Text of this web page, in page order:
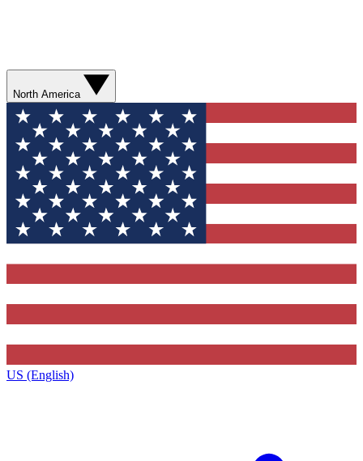
North America
US (English)